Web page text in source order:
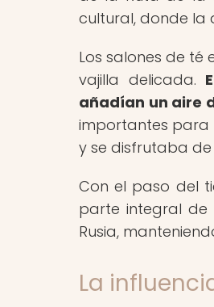
cultural, donde la
Los salones de té
vajilla delicada.
añadían un aire
importantes para
y se disfrutaba
Con el paso del
parte integral de
Rusia,
La